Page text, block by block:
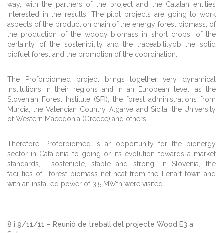
way, with the partners of the project and the Catalan entities
interested in the results. The pilot projects are going to work
aspects of the production chain of the energy forest biomass, of
the production of the woody biomass in short crops, of the
certainty of the sostenibility and the traceabilityob the solid
biofuel forest and the promotion of the coordination.
The Proforbiomed project brings together very dynamical
institutions in their regions and in an European level, as the
Slovenian Forest Institute (SFI), the forest administrations from
Murcia, the Valencian Country, Algarve and Sicila, the University
of Western Macedonia (Greece) and others.
Therefore, Proforbiomed is an opportunity for the bionergy
sector in Catalonia to going on its evolution towards a market
standards, sostenible, stable and strong. In Slovenia, the
facilities of forest biomass net heat from the Lenart town and
with an installed power of 3,5 MWth were visited.
8 i 9/11/11 – Reunió de treball del projecte Wood E3 a